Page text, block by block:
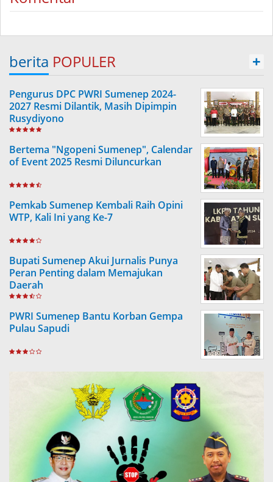
berita POPULER +
Pengurus DPC PWRI Sumenep 2024-
2027 Resmi Dilantik, Masih Dipimpin
Rusydiyono
Bertema "Ngopeni Sumenep", Calendar
of Event 2025 Resmi Diluncurkan
Pemkab Sumenep Kembali Raih Opini
WTP, Kali Ini yang Ke-7
Bupati Sumenep Akui Jurnalis Punya
Peran Penting dalam Memajukan
Daerah
PWRI Sumenep Bantu Korban Gempa
Pulau Sapudi